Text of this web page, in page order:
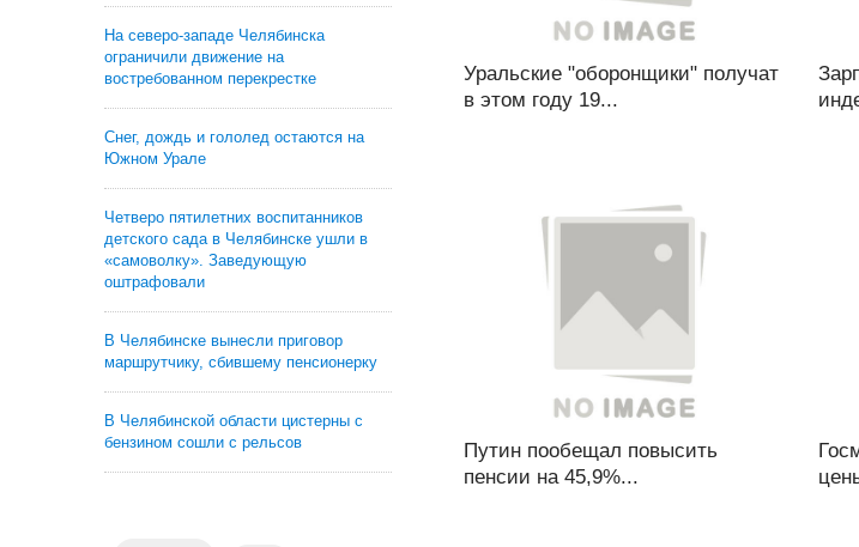
На северо-западе Челябинска
ограничили движение на
востребованном перекрестке
Снег, дождь и гололед остаются на
Южном Урале
Четверо пятилетних воспитанников
детского сада в Челябинске ушли в
«самоволку». Заведующую
оштрафовали
В Челябинске вынесли приговор
маршрутчику, сбившему пенсионерку
В Челябинской области цистерны с
бензином сошли с рельсов
Уральские "оборонщики" получат
в этом году 19...
Путин пообещал повысить
пенсии на 45,9%...